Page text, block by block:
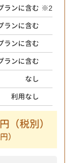
ランに含む ※2
ランに含む
ランに含む
ランに含む
なし
利用なし
（税別）
）